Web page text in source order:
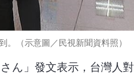
（示意圖／民視新聞資料照）
ん」發文表示，台灣人對